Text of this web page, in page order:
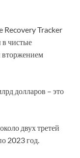
Recovery Tracker
в чистые
вторжением
долларов – это
двух третей
2023 год.